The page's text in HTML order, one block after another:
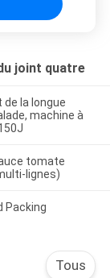
joint quatre
la longue
machine à
tomate
lignes)
Packing
Tous